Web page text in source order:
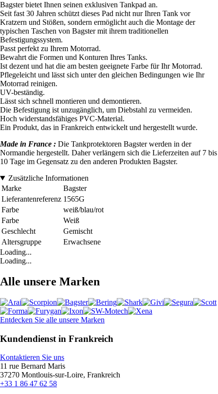
Bagster bietet Ihnen seinen exklusiven Tankpad an.
Seit fast 30 Jahren schützt dieses Pad nicht nur Ihren Tank vor
Kratzern und Stößen, sondern ermöglicht auch die Montage der
typischen Taschen von Bagster mit ihrem traditionellen
Befestigungssystem.
Passt perfekt zu Ihrem Motorrad.
Bewahrt die Formen und Konturen Ihres Tanks.
Ist dezent und hat die am besten geeignete Farbe für Ihr Motorrad.
Pflegeleicht und lässt sich unter den gleichen Bedingungen wie Ihr
Motorrad reinigen.
UV-beständig.
Lässt sich schnell montieren und demontieren.
Die Befestigung ist unzugänglich, um Diebstahl zu vermeiden.
Hoch widerstandsfähiges PVC-Material.
Ein Produkt, das in Frankreich entwickelt und hergestellt wurde.
Made in France : Die Tankprotektoren Bagster werden in der
Normandie hergestellt. Daher verlängern sich die Lieferzeiten auf 7 bis
10 Tage im Gegensatz zu den anderen Produkten Bagster.
Zusätzliche Informationen
Marke
Bagster
Lieferantenreferenz 1565G
Farbe
weiß/blau/rot
Farbe
Weiß
Geschlecht
Gemischt
Altersgruppe
Erwachsene
Loading...
Loading...
Alle unsere Marken
Entdecken Sie alle unsere Marken
Kundendienst in Frankreich
Kontaktieren Sie uns
11 rue Bernard Maris
37270 Montlouis-sur-Loire, Frankreich
+33 1 86 47 62 58